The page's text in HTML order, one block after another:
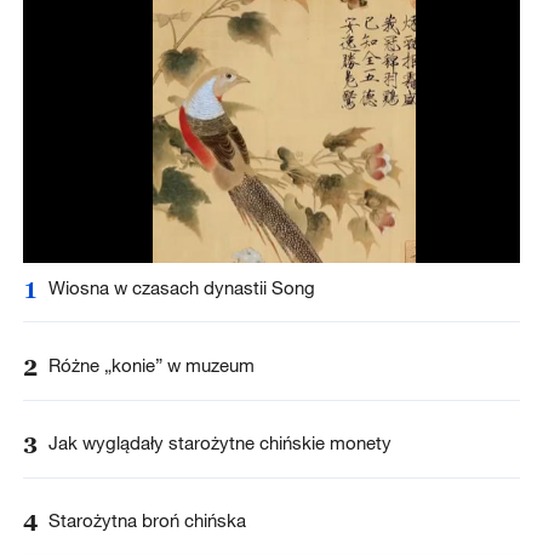
1 Wiosna w czasach dynastii Song
2 Różne „konie” w muzeum
3 Jak wyglądały starożytne chińskie monety
4 Starożytna broń chińska